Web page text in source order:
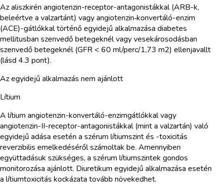
Az aliszkirén angiotenzin-receptor-antagonistákkal (ARB-k,
beleértve a valzartánt) vagy angiotenzin‑konvertáló-enzim
(ACE)-gátlókkal történő egyidejű alkalmazása diabetes
mellitusban szenvedő betegeknél vagy vesekárosodásban
szenvedő betegeknél (GFR < 60 ml/perc/1,73 m2) ellenjavallt
(lásd 4.3 pont).
Az egyidejű alkalmazás nem ajánlott
Lítium
A lítium angiotenzin-konvertáló-enzimgátlókkal vagy
angiotenzin-II-receptor-antagonistákkal (mint a valzartán) való
egyidejű adása esetén a szérum lítiumszint és -toxicitás
reverzibilis emelkedéséről számoltak be. Amennyiben
együttadásuk szükséges, a szérum lítiumszintek gondos
monitorozása ajánlott. Diuretikum egyidejű alkalmazása esetén
a lítiumtoxicitás kockázata tovább növekedhet.